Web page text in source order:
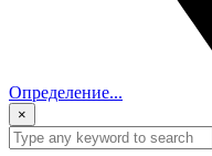
Определение...
×